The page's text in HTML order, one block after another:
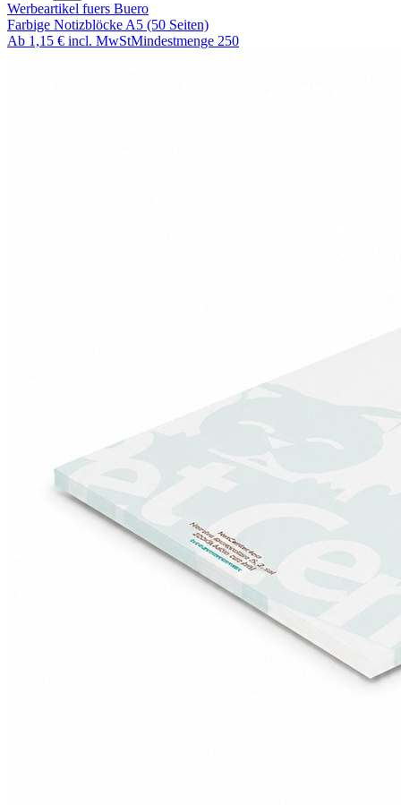
Werbeartikel fuers Buero
Farbige Notizblöcke A5 (50 Seiten)
Ab 1,15 € incl. MwStMindestmenge 250